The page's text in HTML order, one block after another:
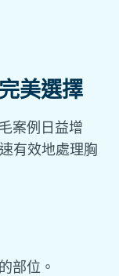
美選擇
案例日益增
有效地處理胸
部位。